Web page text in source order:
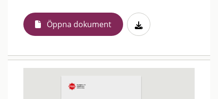
Öppna dokument